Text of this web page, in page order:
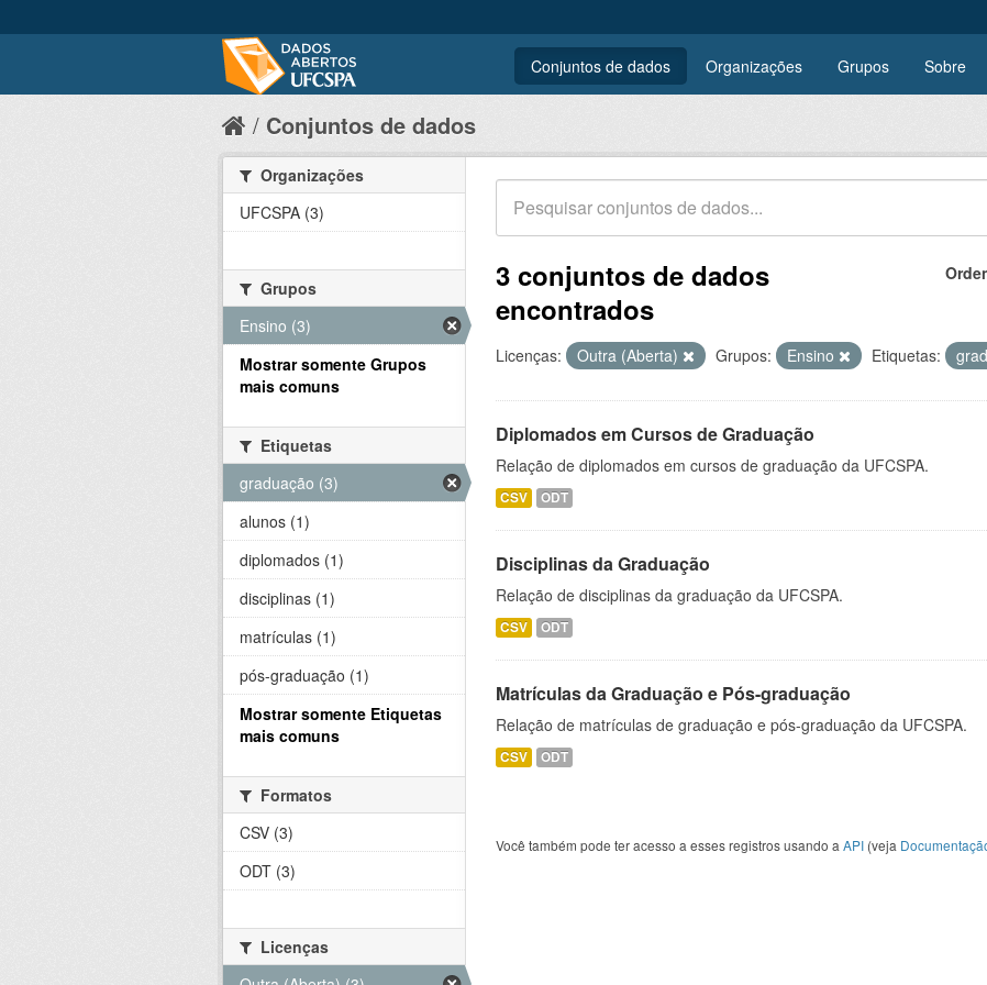
Conjuntos de dados Organizações Grupos Sobre
Conjuntos de dados
3 conjuntos de dados
encontrados
Licenças: Outra (Aberta) Grupos: Ensino Etiquetas:
Diplomados em Cursos de Graduação
Relação de diplomados em cursos de graduação da UFCSPA.
CSV ODT
Disciplinas da Graduação
Relação de disciplinas da graduação da UFCSPA.
CSV ODT
Matrículas da Graduação e Pós-graduação
Relação de matrículas de graduação e pós-graduação da UFCSPA.
CSV ODT
Você também pode ter acesso a esses registros usando a API (veja
Organizações
UFCSPA (3)
Grupos
Ensino (3)
Mostrar somente Grupos
mais comuns
Etiquetas
graduação (3)
alunos (1)
diplomados (1)
disciplinas (1)
matrículas (1)
pós-graduação (1)
Mostrar somente Etiquetas
mais comuns
Formatos
CSV (3)
ODT (3)
Licenças